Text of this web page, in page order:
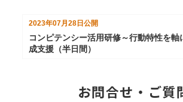
2023年07月28日公開
コンピテンシー活用研修～行動特性を軸
成支援（半日間）
お問合せ・ご質